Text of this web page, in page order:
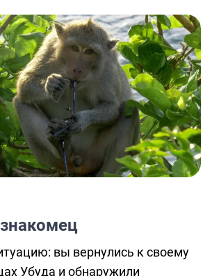
вы вернулись к своему
Убуда и обнаружили